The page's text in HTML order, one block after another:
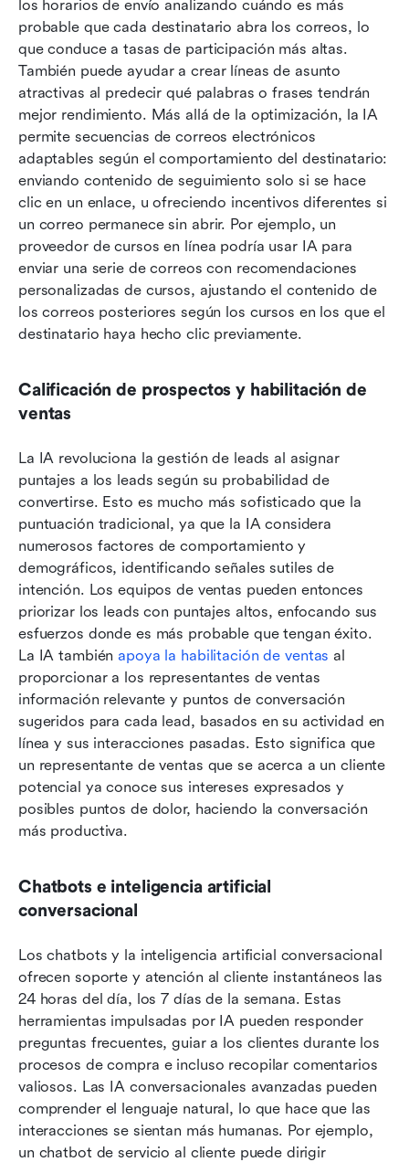
los horarios de envío analizando cuándo es más
probable que cada destinatario abra los correos, lo
que conduce a tasas de participación más altas.
También puede ayudar a crear líneas de asunto
atractivas al predecir qué palabras o frases tendrán
mejor rendimiento. Más allá de la optimización, la IA
permite secuencias de correos electrónicos
adaptables según el comportamiento del destinatario:
enviando contenido de seguimiento solo si se hace
clic en un enlace, u ofreciendo incentivos diferentes si
un correo permanece sin abrir. Por ejemplo, un
proveedor de cursos en línea podría usar IA para
enviar una serie de correos con recomendaciones
personalizadas de cursos, ajustando el contenido de
los correos posteriores según los cursos en los que el
destinatario haya hecho clic previamente.
Calificación de prospectos y habilitación de
ventas
La IA revoluciona la gestión de leads al asignar
puntajes a los leads según su probabilidad de
convertirse. Esto es mucho más sofisticado que la
puntuación tradicional, ya que la IA considera
numerosos factores de comportamiento y
demográficos, identificando señales sutiles de
intención. Los equipos de ventas pueden entonces
priorizar los leads con puntajes altos, enfocando sus
esfuerzos donde es más probable que tengan éxito.
La IA también apoya la habilitación de ventas al
proporcionar a los representantes de ventas
información relevante y puntos de conversación
sugeridos para cada lead, basados en su actividad en
línea y sus interacciones pasadas. Esto significa que
un representante de ventas que se acerca a un cliente
potencial ya conoce sus intereses expresados y
posibles puntos de dolor, haciendo la conversación
más productiva.
Chatbots e inteligencia artificial
conversacional
Los chatbots y la inteligencia artificial conversacional
ofrecen soporte y atención al cliente instantáneos las
24 horas del día, los 7 días de la semana. Estas
herramientas impulsadas por IA pueden responder
preguntas frecuentes, guiar a los clientes durante los
procesos de compra e incluso recopilar comentarios
valiosos. Las IA conversacionales avanzadas pueden
comprender el lenguaje natural, lo que hace que las
interacciones se sientan más humanas. Por ejemplo,
un chatbot de servicio al cliente puede dirigir